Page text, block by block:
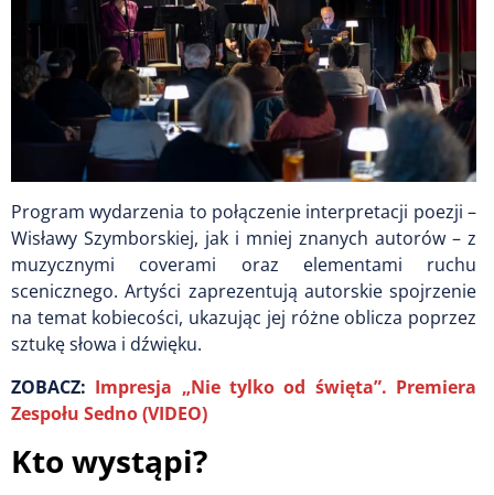
Program wydarzenia to połączenie interpretacji poezji –
Wisławy Szymborskiej, jak i mniej znanych autorów – z
muzycznymi coverami oraz elementami ruchu
scenicznego. Artyści zaprezentują autorskie spojrzenie
na temat kobiecości, ukazując jej różne oblicza poprzez
sztukę słowa i dźwięku.
ZOBACZ: Impresja „Nie tylko od święta”. Premiera
Zespołu Sedno (VIDEO)
Kto wystąpi?